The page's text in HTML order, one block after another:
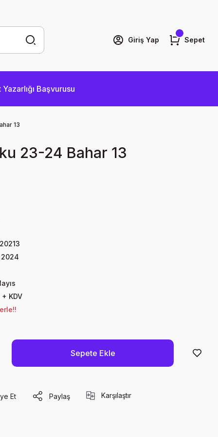
Giriş Yap Sepet
Yazarlığı Başvurusu
13
23-24 Bahar 13
2024
KDV
Sepete Ekle
Et Paylaş Karşılaştır